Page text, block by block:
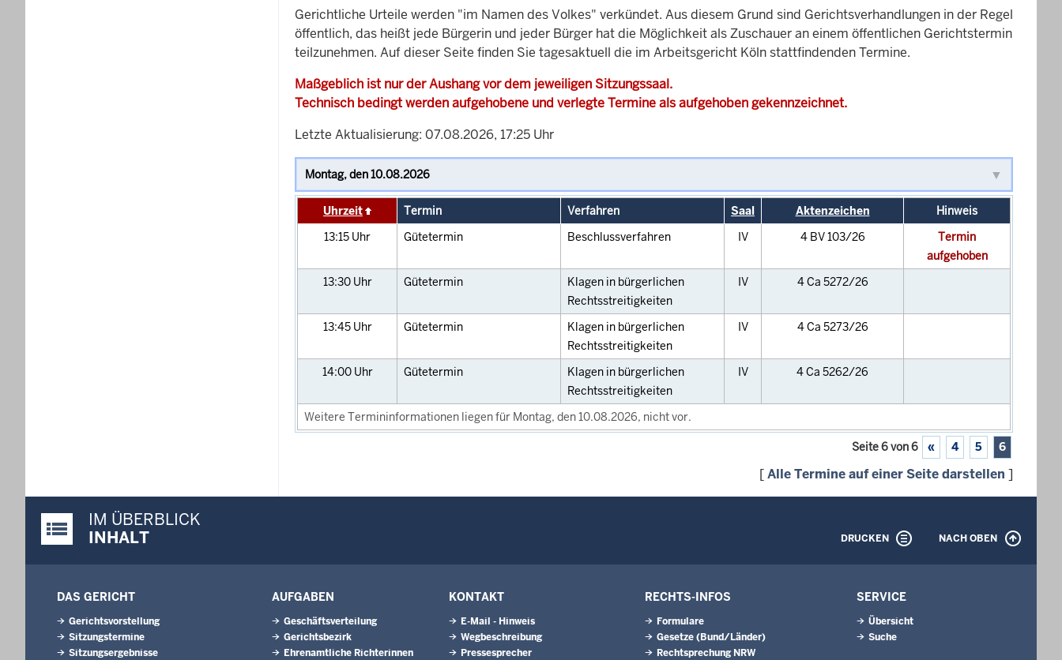
Gerichtliche Urteile werden "im Namen des Volkes" verkündet. Aus diesem Grund sind Gerichtsverhandlungen in der Regel
öffentlich, das heißt jede Bürgerin und jeder Bürger hat die Möglichkeit als Zuschauer an einem öffentlichen Gerichtstermin
teilzunehmen. Auf dieser Seite finden Sie tagesaktuell die im Arbeitsgericht Köln stattfindenden Termine.
Maßgeblich ist nur der Aushang vor dem jeweiligen Sitzungssaal.
Technisch bedingt werden aufgehobene und verlegte Termine als aufgehoben gekennzeichnet.
Letzte Aktualisierung: 07.08.2026, 17:25 Uhr
Uhrzeit Termin Verfahren Saal Aktenzeichen
Hinweis
13:15 Uhr Gütetermin Beschlussverfahren IV 4 BV 103/26
Termin
aufgehoben
13:30 Uhr Gütetermin
Klagen in bürgerlichen
Rechtsstreitigkeiten
IV 4 Ca 5272/26
13:45 Uhr Gütetermin
Klagen in bürgerlichen
Rechtsstreitigkeiten
IV 4 Ca 5273/26
14:00 Uhr Gütetermin
Klagen in bürgerlichen
Rechtsstreitigkeiten
IV 4 Ca 5262/26
Weitere Termininformationen liegen für Montag, den 10.08.2026, nicht vor.
Seite 6 von 6 « 4 5 6
[Alle Termine auf einer Seite darstellen ]
Justiz-Portal im Überblick:
IM ÜBERBLICK
INHALT
DRUCKEN NACH OBEN
DAS GERICHT
Gerichtsvorstellung
Sitzungstermine
Sitzungsergebnisse
AUFGABEN
Geschäftsverteilung
Gerichtsbezirk
Ehrenamtliche Richterinnen
KONTAKT
E-Mail - Hinweis
Wegbeschreibung
Pressesprecher
RECHTS-INFOS
Formulare
Gesetze (Bund/Länder)
Rechtsprechung NRW
SERVICE
Übersicht
Suche